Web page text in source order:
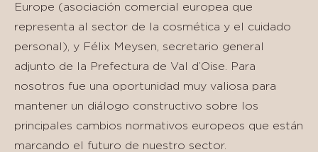
Europe (asociación comercial europea que
representa al sector de la cosmética y el cuidado
personal), y Félix Meysen, secretario general
adjunto de la Prefectura de Val d’Oise. Para
nosotros fue una oportunidad muy valiosa para
mantener un diálogo constructivo sobre los
principales cambios normativos europeos que están
marcando el futuro de nuestro sector.